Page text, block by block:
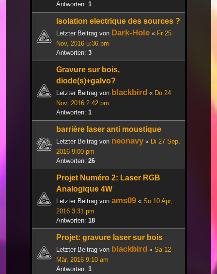
Antworten: 1
Isolation electrique des sources ?
Letzter Beitrag von Dark-Hole « Fr 25
Nov, 2016 5:36 pm
Antworten: 3
Gravure sur bois,
diode(s)+galvo?
Letzter Beitrag von blackbird « Do 24
Nov, 2016 2:42 pm
Antworten: 1
barrière laser anti moustique
Letzter Beitrag von neonavy« Di 27 Sep,
2016 9:00 pm
Antworten: 26
Projet Numéro 2: Laser RGB
Analogique 4W
Letzter Beitrag von ams09 « So 10 Apr,
2016 3:31 pm
Antworten: 18
Projet: gravure laser sur bois
Letzter Beitrag von blackbird « Sa 12
Mär, 2016 9:10 am
Antworten: 1